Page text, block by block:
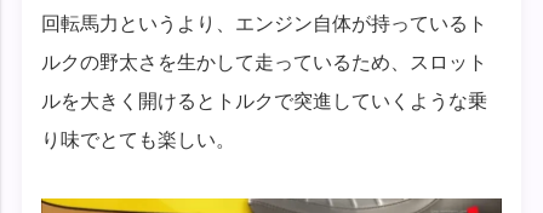
回転馬力というより、エンジン自体が持っているト
ルクの野太さを生かして走っているため、スロット
ルを大きく開けるとトルクで突進していくような乗
り味でとても楽しい。